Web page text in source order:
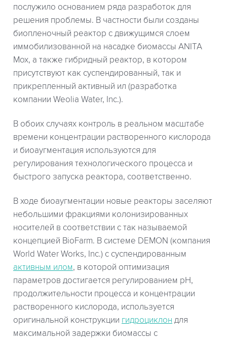
послужило основанием ряда разработок для
решения проблемы. В частности были созданы
биопленочный реактор с движущимся слоем
иммобилизованной на насадке биомассы ANITA
Mox, а также гибридный реактор, в котором
присутствуют как суспендированный, так и
прикрепленный активный ил (разработка
компании Weolia Water, Inc.).
В обоих случаях контроль в реальном масштабе
времени концентрации растворенного кислорода
и биоаугментация используются для
регулирования технологического процесса и
быстрого запуска реактора, соответственно.
В ходе биоаугментации новые реакторы заселяют
небольшими фракциями колонизированных
носителей в соответствии с так называемой
концепцией BioFarm. В системе DEMON (компания
World Water Works, Inc.) с суспендированным
активным илом, в которой оптимизация
параметров достигается регулированием рН,
продолжительности процесса и концентрации
растворенного кислорода, используется
оригинальной конструкции гидроциклон для
максимальной задержки биомассы с